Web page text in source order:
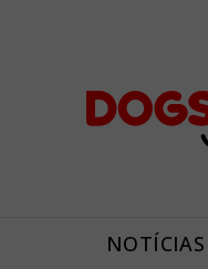
NOTÍCIAS